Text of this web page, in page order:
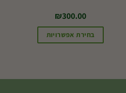
₪300.00
בחירת אפשרויות